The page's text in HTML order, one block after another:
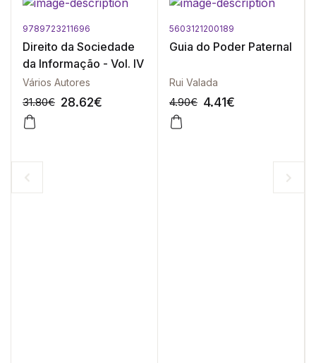
9789723211696
Direito da Sociedade
da Informação - Vol. IV
Vários Autores
31.80€ 28.62€
-10%
5603121200189
Guia do Poder Paternal
Rui Valada
4.90€ 4.41€